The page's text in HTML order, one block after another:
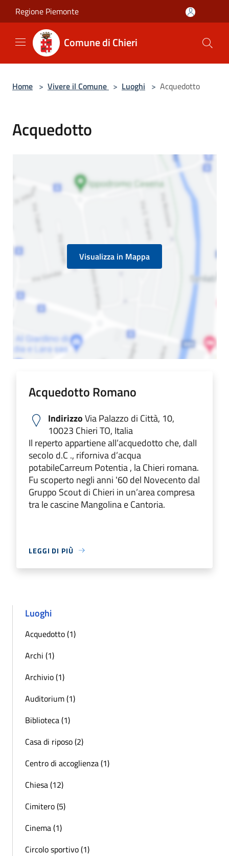
Salta al contenuto principale
Regione Piemonte
Comune di Chieri
Home > Vivere il Comune > Luoghi > Acquedotto
Acquedotto
Visualizza in Mappa
Acquedotto Romano
IndirizzoVia Palazzo di Città, 10,
10023 Chieri TO, Italia
Il reperto appartiene all’acquedotto che, dalI
secolo d.C ., riforniva d’acqua
potabileCarreum Potentia , la Chieri romana.
Fu scoperto negli anni ʻ60 del Novecento dal
Gruppo Scout di Chieri in un’area compresa
tra le cascine Mangolina e Cantoria.
LEGGI DI PIÙ
Luoghi
Acquedotto (1)
Archi (1)
Archivio (1)
Auditorium (1)
Biblioteca (1)
Casa di riposo (2)
Centro di accoglienza (1)
Chiesa (12)
Cimitero (5)
Cinema (1)
Circolo sportivo (1)